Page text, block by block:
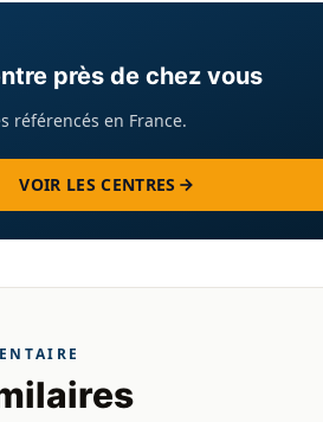
près de chez vous
référencés en France.
VOIR LES CENTRES